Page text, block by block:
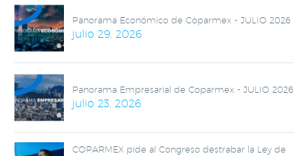
Panorama Económico de Coparmex - JULIO 2026
julio 29, 2026
Panorama Empresarial de Coparmex - JULIO 2026
julio 23, 2026
COPARMEX pide al Congreso destrabar la Ley de